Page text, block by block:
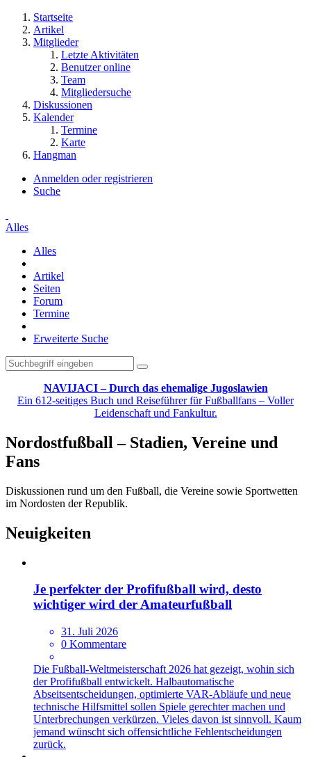
Startseite
Artikel
Mitglieder
Letzte Aktivitäten
Benutzer online
Team
Mitgliedersuche
Diskussionen
Kalender
Termine
Karte
Hangman
Anmelden oder registrieren
Suche
Alles
Alles
Artikel
Seiten
Forum
Termine
Erweiterte Suche
NAVIJACI – Durch das ehemalige Jugoslawien
Ein 612-seitiges Buch und Reiseführer für Fußballfans – Voller
Leidenschaft und Fankultur.
Nordostfußball – Stadien, Vereine und
Fans
Diskussionen rund um den Fußball, die Vereine sowie Sportwetten
im Nordosten der Republik.
Neuigkeiten
Je perfekter der Profifußball wird, desto
wichtiger wird der Amateurfußball
31. Juli 2026
0 Kommentare
Die Fußball-Weltmeisterschaft 2026 hat gezeigt, wohin sich
der Profifußball entwickelt. Halbautomatische
Abseitsentscheidungen, optimierte VAR-Abläufe und neue
technische Hilfsmittel sollen Spiele gerechter machen und
Unterbrechungen verkürzen. Vieles davon ist sinnvoll. Kaum
jemand wünscht sich offensichtliche Fehlentscheidungen
zurück.